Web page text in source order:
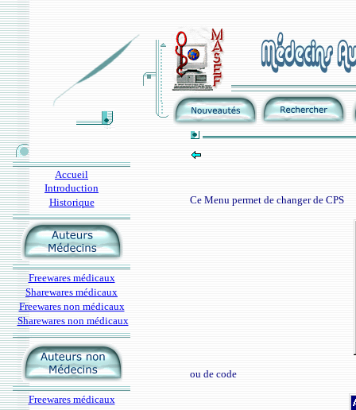
Accueil
Introduction
Historique
Freewares médicaux
Sharewares médicaux
Freewares non médicaux
Sharewares non médicaux
Freewares médicaux
Ce Menu permet de changer de CPS
ou de code